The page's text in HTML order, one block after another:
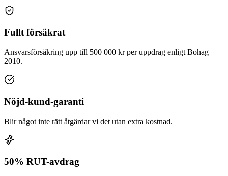
Fullt försäkrat
Ansvarsförsäkring upp till 500 000 kr per uppdrag enligt Bohag
2010.
Nöjd-kund-garanti
Blir något inte rätt åtgärdar vi det utan extra kostnad.
50% RUT-avdrag